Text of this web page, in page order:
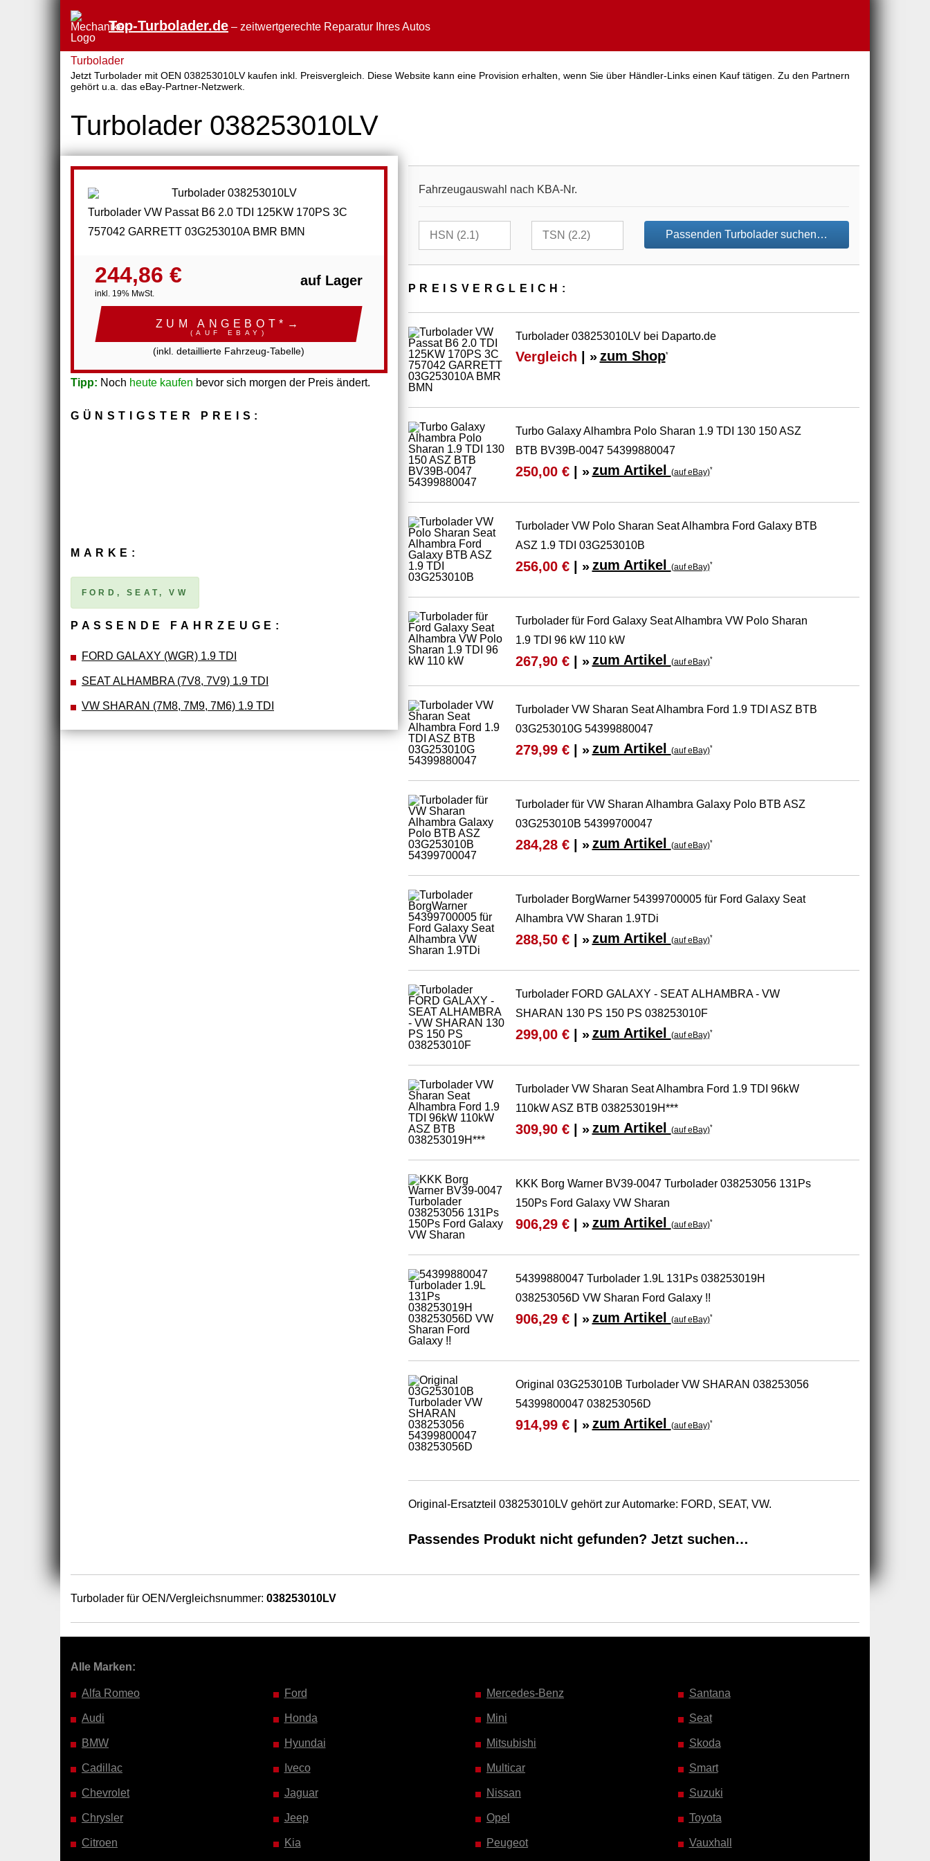
Top-Turbolader.de – zeitwertgerechte Reparatur Ihres Autos
Turbolader
Jetzt Turbolader mit OEN 038253010LV kaufen inkl. Preisvergleich. Diese Website kann eine Provision erhalten, wenn Sie über Händler-Links einen Kauf tätigen. Zu den Partnern
gehört u.a. das eBay-Partner-Netzwerk.
Turbolader 038253010LV
Turbolader VW Passat B6 2.0 TDI 125KW 170PS 3C
757042 GARRETT 03G253010A BMR BMN
244,86 €
inkl. 19% MwSt.
auf Lager
ZUM ANGEBOT*→
(AUF EBAY)
(inkl. detaillierte Fahrzeug-Tabelle)
Tipp: Noch heute kaufen bevor sich morgen der Preis ändert.
GÜNSTIGSTER PREIS:
MARKE:
FORD, SEAT, VW
PASSENDE FAHRZEUGE:
FORD GALAXY (WGR) 1.9 TDI
SEAT ALHAMBRA (7V8, 7V9) 1.9 TDI
VW SHARAN (7M8, 7M9, 7M6) 1.9 TDI
Fahrzeugauswahl nach KBA-Nr.
Passenden Turbolader suchen…
PREIS­VER­GLEICH:
Turbolader 038253010LV bei Daparto.de
Vergleich | » zum Shop*
Turbo Galaxy Alhambra Polo Sharan 1.9 TDI 130 150 ASZ
BTB BV39B-0047 54399880047
250,00 €| » zum Artikel (auf eBay)*
Turbolader VW Polo Sharan Seat Alhambra Ford Galaxy BTB
ASZ 1.9 TDI 03G253010B
256,00 €| » zum Artikel (auf eBay)*
Turbolader für Ford Galaxy Seat Alhambra VW Polo Sharan
1.9 TDI 96 kW 110 kW
267,90 €| » zum Artikel (auf eBay)*
Turbolader VW Sharan Seat Alhambra Ford 1.9 TDI ASZ BTB
03G253010G 54399880047
279,99 €| » zum Artikel (auf eBay)*
Turbolader für VW Sharan Alhambra Galaxy Polo BTB ASZ
03G253010B 54399700047
284,28 €| » zum Artikel (auf eBay)*
Turbolader BorgWarner 54399700005 für Ford Galaxy Seat
Alhambra VW Sharan 1.9TDi
288,50 €| » zum Artikel (auf eBay)*
Turbolader FORD GALAXY - SEAT ALHAMBRA - VW
SHARAN 130 PS 150 PS 038253010F
299,00 €| » zum Artikel (auf eBay)*
Turbolader VW Sharan Seat Alhambra Ford 1.9 TDI 96kW
110kW ASZ BTB 038253019H***
309,90 €| » zum Artikel (auf eBay)*
KKK Borg Warner BV39-0047 Turbolader 038253056 131Ps
150Ps Ford Galaxy VW Sharan
906,29 €| » zum Artikel (auf eBay)*
54399880047 Turbolader 1.9L 131Ps 038253019H
038253056D VW Sharan Ford Galaxy !!
906,29 €| » zum Artikel (auf eBay)*
Original 03G253010B Turbolader VW SHARAN 038253056
54399800047 038253056D
914,99 €| » zum Artikel (auf eBay)*
Original-Ersatzteil 038253010LV gehört zur Automarke: FORD, SEAT, VW.
Passendes Produkt nicht gefunden? Jetzt suchen…
Turbolader für OEN/Vergleichsnummer: 038253010LV
Alle Marken:
Alfa Romeo
Audi
BMW
Cadillac
Chevrolet
Chrysler
Citroen
Ford
Honda
Hyundai
Iveco
Jaguar
Jeep
Kia
Mercedes-Benz
Mini
Mitsubishi
Multicar
Nissan
Opel
Peugeot
Santana
Seat
Skoda
Smart
Suzuki
Toyota
Vauxhall